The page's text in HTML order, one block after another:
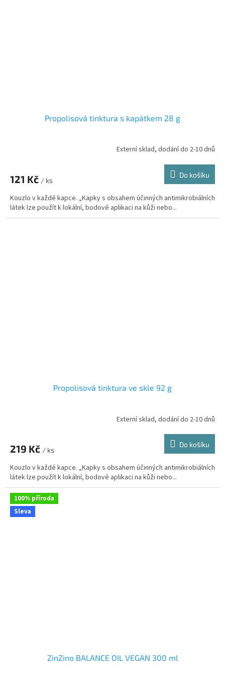
Propolisová tinktura s kapátkem 28 g
je
z
5
hvězdiček.
Externí sklad, dodání do 2-10 dnů
121 Kč / ks
Do košíku
Kouzlo v každé kapce. „Kapky s obsahem účinných antimikrobiálních
látek lze použít k lokální, bodové aplikaci na kůži nebo...
Propolisová tinktura ve skle 92 g
je
z
5
hvězdiček.
Externí sklad, dodání do 2-10 dnů
219 Kč / ks
Do košíku
Kouzlo v každé kapce. „Kapky s obsahem účinných antimikrobiálních
látek lze použít k lokální, bodové aplikaci na kůži nebo...
100% příroda
Sleva
ZinZino BALANCE OIL VEGAN 300 ml